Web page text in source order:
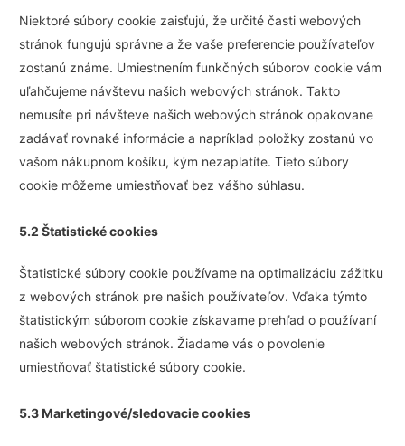
Niektoré súbory cookie zaisťujú, že určité časti webových
stránok fungujú správne a že vaše preferencie používateľov
zostanú známe. Umiestnením funkčných súborov cookie vám
uľahčujeme návštevu našich webových stránok. Takto
nemusíte pri návšteve našich webových stránok opakovane
zadávať rovnaké informácie a napríklad položky zostanú vo
vašom nákupnom košíku, kým nezaplatíte. Tieto súbory
cookie môžeme umiestňovať bez vášho súhlasu.
5.2 Štatistické cookies
Štatistické súbory cookie používame na optimalizáciu zážitku
z webových stránok pre našich používateľov. Vďaka týmto
štatistickým súborom cookie získavame prehľad o používaní
našich webových stránok. Žiadame vás o povolenie
umiestňovať štatistické súbory cookie.
5.3 Marketingové/sledovacie cookies